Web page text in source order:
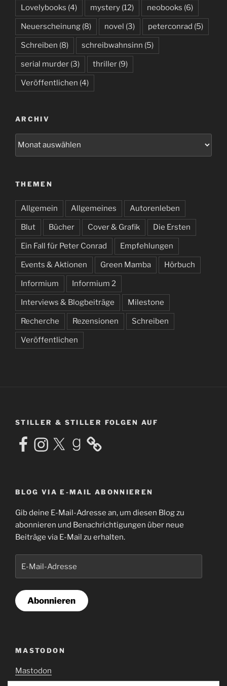
Lovelybooks (4) mystery (12) neobooks (6)
Neuerscheinung (8) novel (3) peterconrad (5)
Schreiben (8) schreibwahnsinn (5)
serial murder (3) thriller (9)
Veröffentlichen (4)
ARCHIV
THEMEN
Allgemein Allgemeines Autorenleben
Blut Bücher Cover & Grafik Die Ersten
Ein Fall für Peter Conrad Empfehlungen
Events & Aktionen Green Mamba Hörbuch
Informium Informium 2
Interviews & Blogbeiträge Milestone
Recherche Rezensionen Schreiben
Veröffentlichen
STILLER & STILLER FOLGEN AUF
FacebookInstagram
X Goodreads
BLOG VIA E-MAIL ABONNIEREN
Gib deine E-Mail-Adresse an, um diesen Blog zu
abonnieren und Benachrichtigungen über neue
Beiträge via E-Mail zu erhalten.
Mail-
Abonnieren
MASTODON
Mastodon